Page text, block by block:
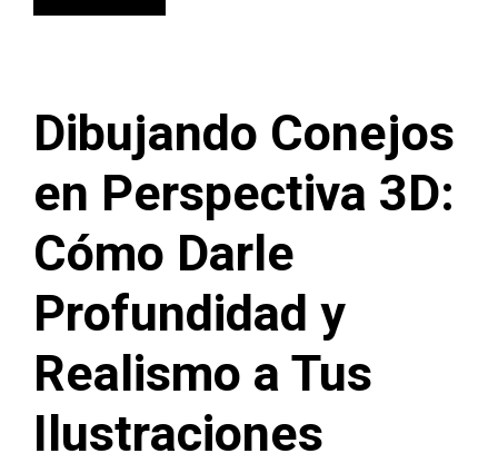
Dibujando Conejos
en Perspectiva 3D:
Cómo Darle
Profundidad y
Realismo a Tus
Ilustraciones